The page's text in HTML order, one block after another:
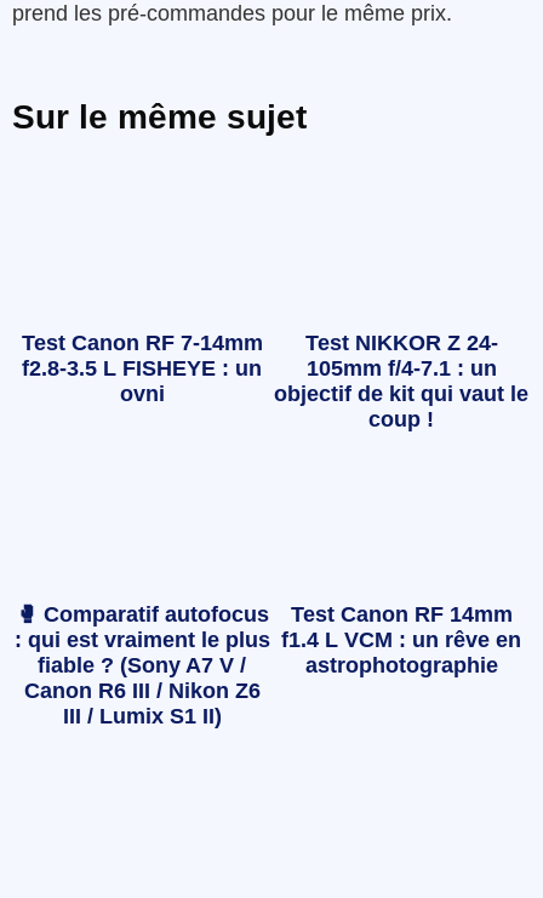
prend les pré-commandes pour le même prix.
Sur le même sujet
Test Canon RF 7-14mm
f2.8-3.5 L FISHEYE : un
ovni
Test NIKKOR Z 24-
105mm f/4-7.1 : un
objectif de kit qui vaut le
coup !
🥊 Comparatif autofocus
: qui est vraiment le plus
fiable ? (Sony A7 V /
Canon R6 III / Nikon Z6
III / Lumix S1 II)
Test Canon RF 14mm
f1.4 L VCM : un rêve en
astrophotographie